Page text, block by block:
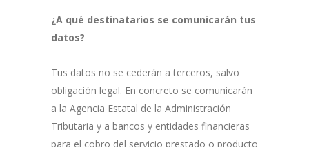
¿A qué destinatarios se comunicarán tus
datos?
Tus datos no se cederán a terceros, salvo
obligación legal. En concreto se comunicarán
a la Agencia Estatal de la Administración
Tributaria y a bancos y entidades financieras
para el cobro del servicio prestado o producto